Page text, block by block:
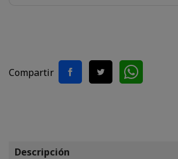
Compartir
Descripción